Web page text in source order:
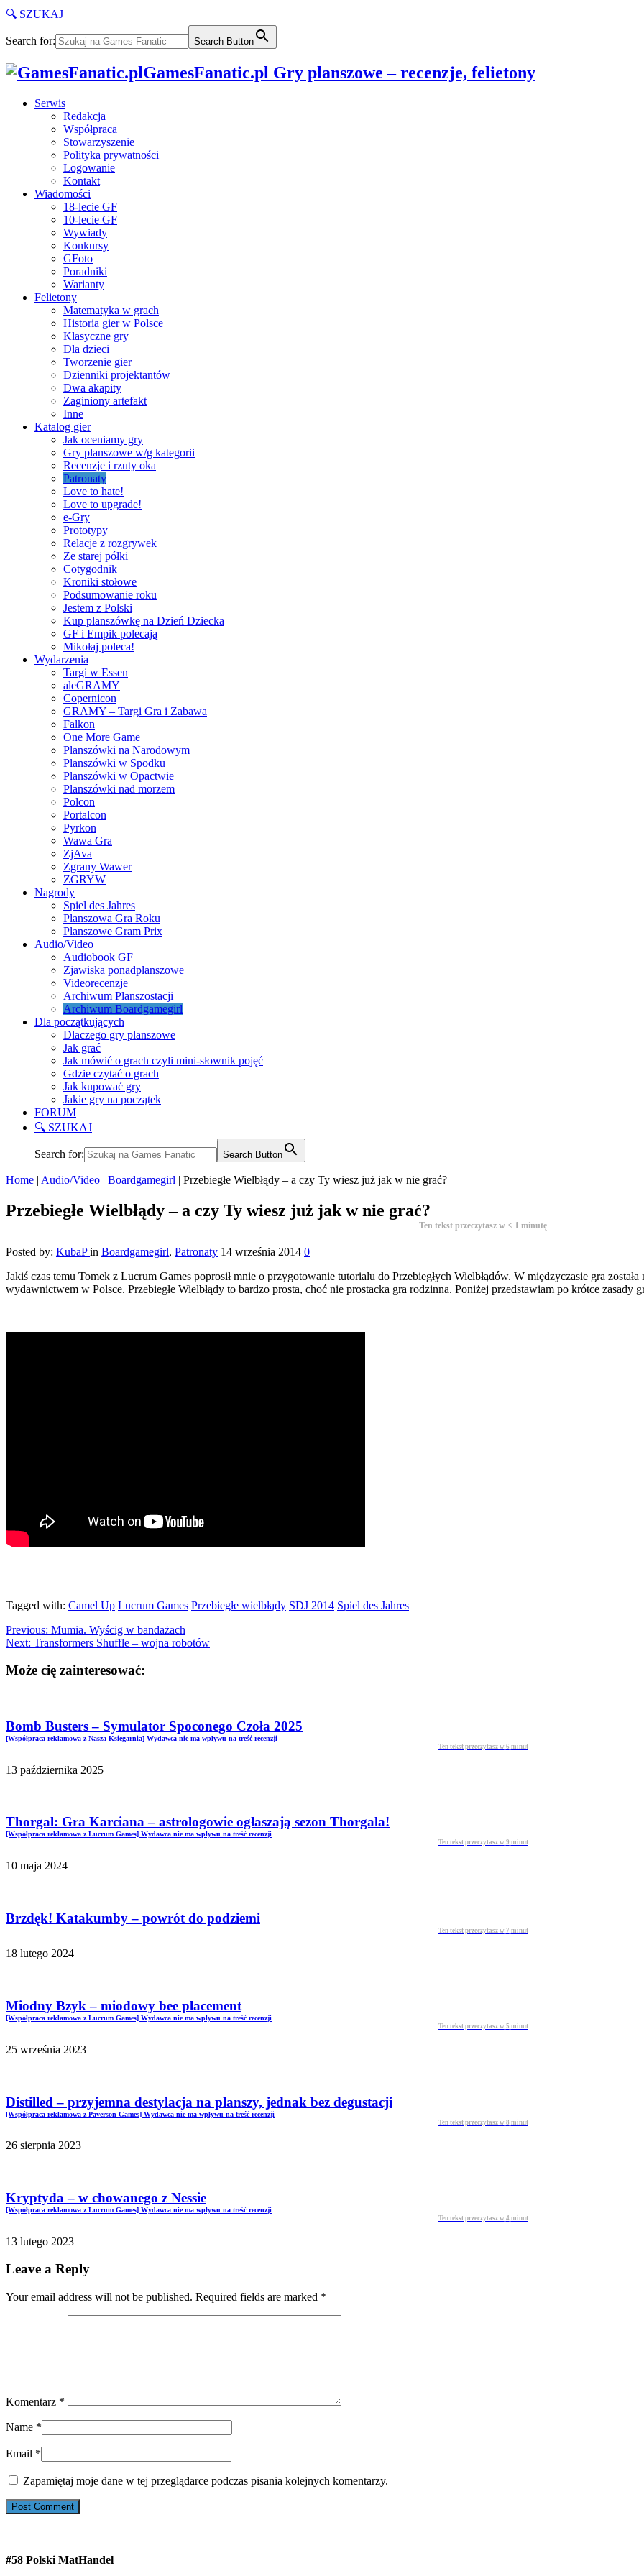
🔍 SZUKAJ
Search for: Search Button
GamesFanatic.pl Gry planszowe – recenzje, felietony
Serwis
Redakcja
Współpraca
Stowarzyszenie
Polityka prywatności
Logowanie
Kontakt
Wiadomości
18-lecie GF
10-lecie GF
Wywiady
Konkursy
GFoto
Poradniki
Warianty
Felietony
Matematyka w grach
Historia gier w Polsce
Klasyczne gry
Dla dzieci
Tworzenie gier
Dzienniki projektantów
Dwa akapity
Zaginiony artefakt
Inne
Katalog gier
Jak oceniamy gry
Gry planszowe w/g kategorii
Recenzje i rzuty oka
Patronaty
Love to hate!
Love to upgrade!
e-Gry
Prototypy
Relacje z rozgrywek
Ze starej półki
Cotygodnik
Kroniki stołowe
Podsumowanie roku
Jestem z Polski
Kup planszówkę na Dzień Dziecka
GF i Empik polecają
Mikołaj poleca!
Wydarzenia
Targi w Essen
aleGRAMY
Copernicon
GRAMY – Targi Gra i Zabawa
Falkon
One More Game
Planszówki na Narodowym
Planszówki w Spodku
Planszówki w Opactwie
Planszówki nad morzem
Polcon
Portalcon
Pyrkon
Wawa Gra
ZjAva
Zgrany Wawer
ZGRYW
Nagrody
Spiel des Jahres
Planszowa Gra Roku
Planszowe Gram Prix
Audio/Video
Audiobook GF
Zjawiska ponadplanszowe
Videorecenzje
Archiwum Planszostacji
Archiwum Boardgamegirl
Dla początkujących
Dlaczego gry planszowe
Jak grać
Jak mówić o grach czyli mini-słownik pojęć
Gdzie czytać o grach
Jak kupować gry
Jakie gry na początek
FORUM
🔍 SZUKAJ
Search for: Search Button
Home | Audio/Video | Boardgamegirl | Przebiegłe Wielbłądy – a czy Ty wiesz już jak w nie grać?
Przebiegłe Wielbłądy – a czy Ty wiesz już jak w nie grać?
Ten tekst przeczytasz w < 1 minutę
Posted by: KubaPin Boardgamegirl, Patronaty 14 września 2014 0
Jakiś czas temu Tomek z Lucrum Games poprosił mnie o przygotowanie tutorialu do Przebiegłych Wielbłądów. W międzyczasie gra
wydawnictwem w Polsce. Przebiegłe Wielbłądy to bardzo prosta, choć nie prostacka gra rodzinna. Poniżej przedstawiam po krótce zasady
Tagged with: Camel Up Lucrum Games Przebiegłe wielbłądy SDJ 2014 Spiel des Jahres
Previous: Mumia. Wyścig w bandażach
Next: Transformers Shuffle – wojna robotów
Może cię zainteresować:
Bomb Busters – Symulator Spoconego Czoła 2025
[Współpraca reklamowa z Nasza Księgarnia] Wydawca nie ma wpływu na treść recenzji
Ten tekst przeczytasz w 6 minut
13 października 2025
Thorgal: Gra Karciana – astrologowie ogłaszają sezon Thorgala!
[Współpraca reklamowa z Lucrum Games] Wydawca nie ma wpływu na treść recenzji
Ten tekst przeczytasz w 9 minut
10 maja 2024
Brzdęk! Katakumby – powrót do podziemi
Ten tekst przeczytasz w 7 minut
18 lutego 2024
Miodny Bzyk – miodowy bee placement
[Współpraca reklamowa z Lucrum Games] Wydawca nie ma wpływu na treść recenzji
Ten tekst przeczytasz w 5 minut
25 września 2023
Distilled – przyjemna destylacja na planszy, jednak bez degustacji
[Współpraca reklamowa z Paverson Games] Wydawca nie ma wpływu na treść recenzji
Ten tekst przeczytasz w 8 minut
26 sierpnia 2023
Kryptyda – w chowanego z Nessie
[Współpraca reklamowa z Lucrum Games] Wydawca nie ma wpływu na treść recenzji
Ten tekst przeczytasz w 4 minut
13 lutego 2023
Leave a Reply
Your email address will not be published. Required fields are marked *
Komentarz *
Name *
Email *
Zapamiętaj moje dane w tej przeglądarce podczas pisania kolejnych komentarzy.
#58 Polski MatHandel